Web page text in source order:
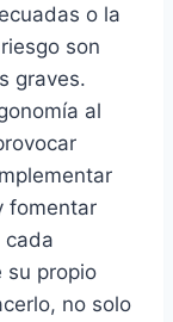
o la
son
graves.
al
fomentar
cada
su propio
no solo